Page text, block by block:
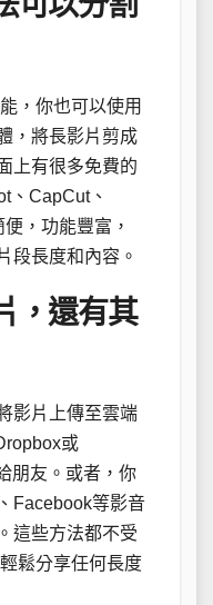
，你也可以使用
，將長影片剪成
上有很多免費的
、CapCut、
，功能豐富，
段長度和內容。
，還有其
影片上傳至雲端
或
朋友。或者，你
Facebook等影音
這些方法都不受
鬆分享任何長度